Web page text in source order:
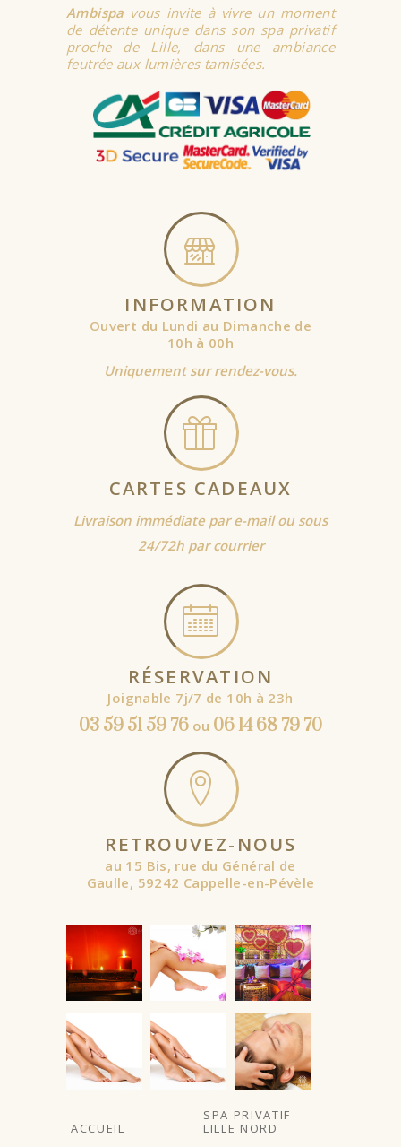
Ambispa vous invite à vivre un moment
de détente unique dans son spa privatif
proche de Lille, dans une ambiance
feutrée aux lumières tamisées.
INFORMATION
Ouvert du Lundi au Dimanche de
10h à 00h
Uniquement sur rendez-vous.
CARTES CADEAUX
Livraison immédiate par e-mail ou sous
24/72h par courrier
RÉSERVATION
Joignable 7j/7 de 10h à 23h
03 59 51 59 76 ou 06 14 68 79 70
RETROUVEZ-NOUS
au 15 Bis, rue du Général de
Gaulle, 59242 Cappelle-en-Pévèle
À partir de
ACCUEIL
SPA PRIVATIF
LILLE NORD